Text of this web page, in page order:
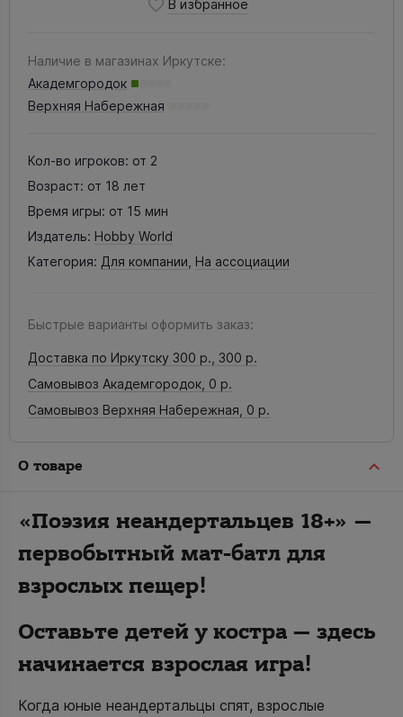
Наличие в магазинах Иркутске:
Академгородок
Верхняя Набережная
Кол-во игроков: от 2
Возраст: от 18 лет
Время игры: от 15 мин
Издатель: Hobby World
Категория: Для компании На ассоциации
Быстрые варианты оформить заказ:
Доставка по Иркутску 300 р., 300 р.
Самовывоз Академгородок, 0 р.
Самовывоз Верхняя Набережная, 0 р.
О товаре
«Поэзия неандертальцев 18+» —
первобытный мат-батл для
взрослых пещер!
Оставьте детей у костра — здесь
начинается взрослая игра!
Когда юные неандертальцы спят, взрослые